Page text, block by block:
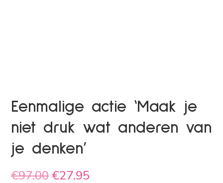
Eenmalige actie ‘Maak je
niet druk wat anderen van
je denken’
€97.00 Oorspronkelijke
€27.95Huidige